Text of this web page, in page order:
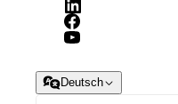
Deutsch